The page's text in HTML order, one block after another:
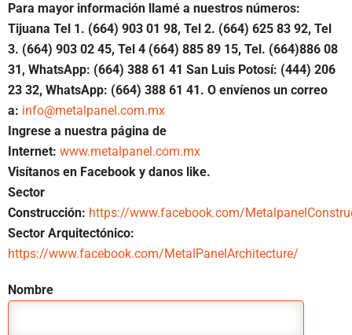
Para mayor información llamé a nuestros números:
Tijuana Tel 1. (664) 903 01 98, Tel 2. (664) 625 83 92, Tel
3. (664) 903 02 45, Tel 4 (664) 885 89 15, Tel. (664)886 08
31, WhatsApp: (664) 388 61 41 San Luis Potosí: (444) 206
23 32, WhatsApp: (664) 388 61 41. O envíenos un correo
a: info@metalpanel.com.mx
Ingrese a nuestra página de
Internet: www.metalpanel.com.mx
Visítanos en Facebook y danos like.
Sector
Construcción: https://www.facebook.com/
Sector Arquitectónico:
https://www.facebook.com/MetalPanelArchitecture/
Nombre